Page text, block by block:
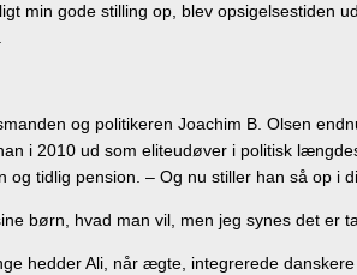
min gode stilling op, blev opsigelsestiden
og politikeren Joachim B. Olsen
i 2010 ud som eliteudøver i politisk
og tidlig pension. – Og nu stiller han så op
børn, hvad man vil, men jeg synes det er
hedder Ali, når ægte, integrerede